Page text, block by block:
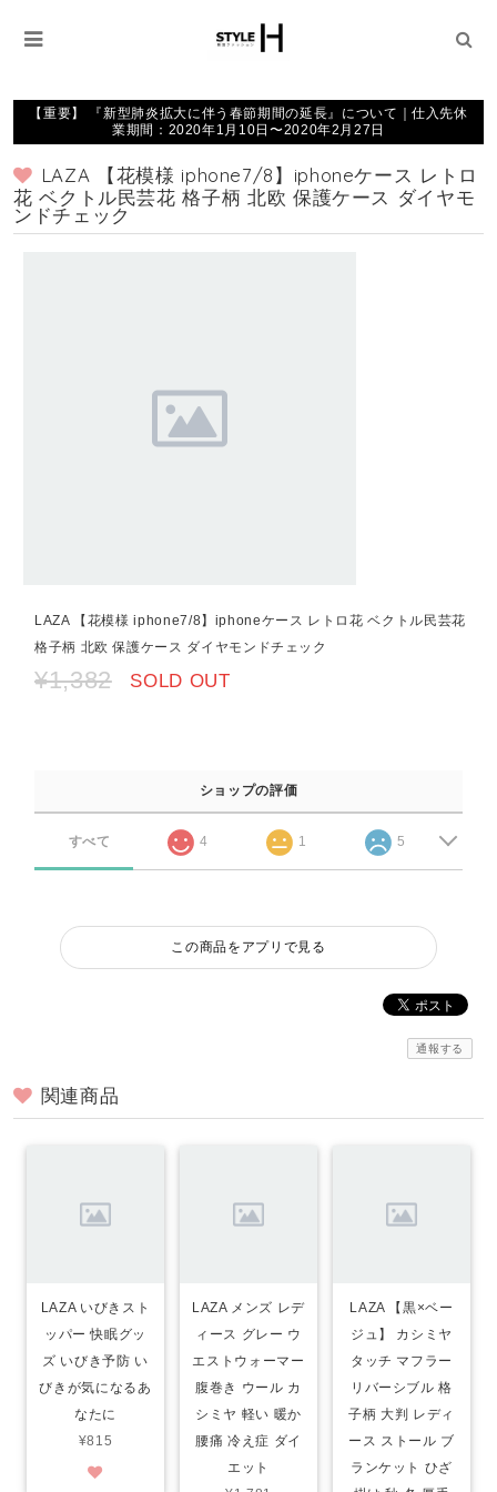
【重要】 『新型肺炎拡大に伴う春節期間の延長』について｜仕入先休
業期間：2020年1月10日〜2020年2月27日
LAZA 【花模様 iphone7/8】iphoneケース レトロ
花 ベクトル民芸花 格子柄 北欧 保護ケース ダイヤモ
ンドチェック
LAZA 【花模様 iphone7/8】iphoneケース レトロ花 ベクトル民芸花
格子柄 北欧 保護ケース ダイヤモンドチェック
¥1,382 SOLD OUT
ショップの評価
すべて 4 1 5
この商品をアプリで見る
通報する
関連商品
LAZA いびきスト
ッパー 快眠グッ
ズ いびき予防 い
びきが気になるあ
なたに
¥815
LAZA メンズ レデ
ィース グレー ウ
エストウォーマー
腹巻き ウール カ
シミヤ 軽い 暖か
腰痛 冷え症 ダイ
エット
LAZA 【黒×ベー
ジュ】 カシミヤ
タッチ マフラー
リバーシブル 格
子柄 大判 レディ
ース ストール ブ
ランケット ひざ